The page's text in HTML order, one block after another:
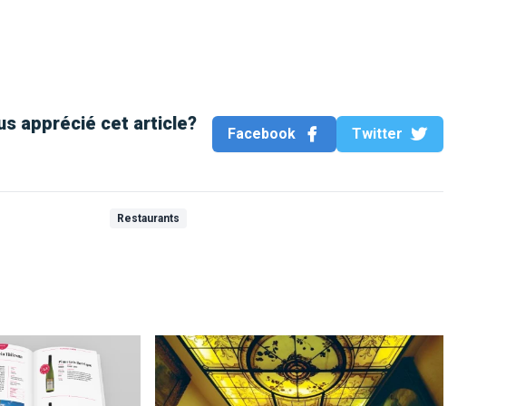
apprécié cet article? Facebook Twitter
Restaurants
premier cru ! “Au Stekerlapatte”, un restaurant bruxellois digne de ce